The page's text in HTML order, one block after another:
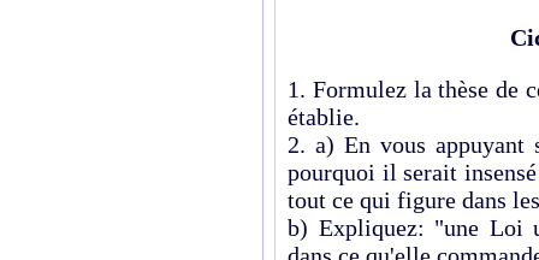
1. Formulez la thèse de
établie.
2. a) En vous appuyant
pourquoi il serait
tout ce qui figure dans
b) Expliquez: "une Loi